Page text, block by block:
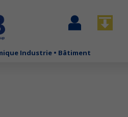
Industrie • Bâtiment